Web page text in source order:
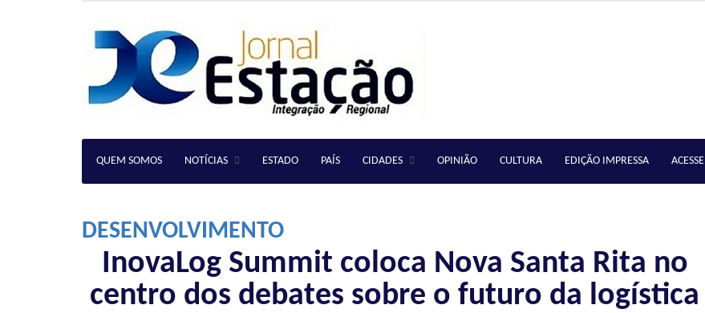
QUEM SOMOS NOTÍCIAS ESTADO PAÍS CIDADES OPINIÃO CULTURA EDIÇÃO IMPRESSA ACESSE
DESENVOLVIMENTO
InovaLog Summit coloca Nova Santa Rita no
centro dos debates sobre o futuro da logística